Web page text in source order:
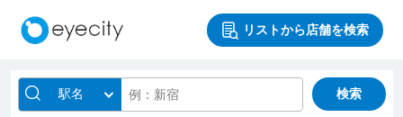
リストから店舗を検索
駅名 検索